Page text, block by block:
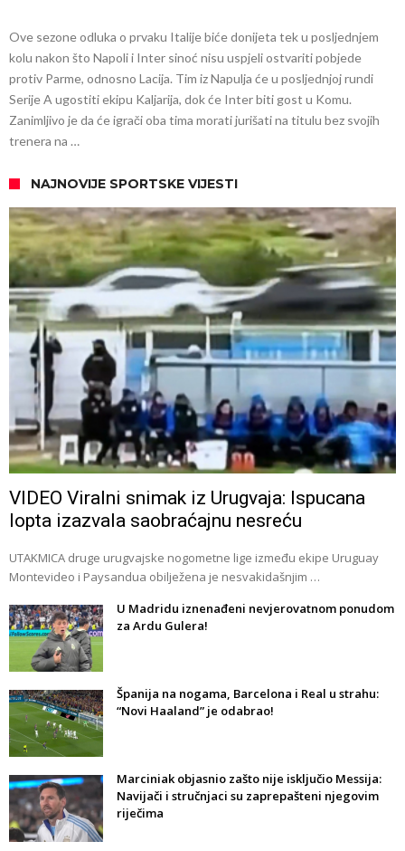
Ove sezone odluka o prvaku Italije biće donijeta tek u posljednjem
kolu nakon što Napoli i Inter sinoć nisu uspjeli ostvariti pobjede
protiv Parme, odnosno Lacija. Tim iz Napulja će u posljednjoj rundi
Serije A ugostiti ekipu Kaljarija, dok će Inter biti gost u Komu.
Zanimljivo je da će igrači oba tima morati jurišati na titulu bez svojih
trenera na …
NAJNOVIJE SPORTSKE VIJESTI
VIDEO Viralni snimak iz Urugvaja: Ispucana
lopta izazvala saobraćajnu nesreću
UTAKMICA druge urugvajske nogometne lige između ekipe Uruguay
Montevideo i Paysandua obilježena je nesvakidašnjim …
U Madridu iznenađeni nevjerovatnom ponudom
za Ardu Gulera!
Španija na nogama, Barcelona i Real u strahu:
“Novi Haaland” je odabrao!
Marciniak objasnio zašto nije isključio Messija:
Navijači i stručnjaci su zaprepašteni njegovim
riječima